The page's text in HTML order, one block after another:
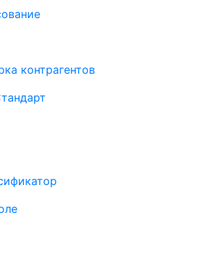
контрагентов